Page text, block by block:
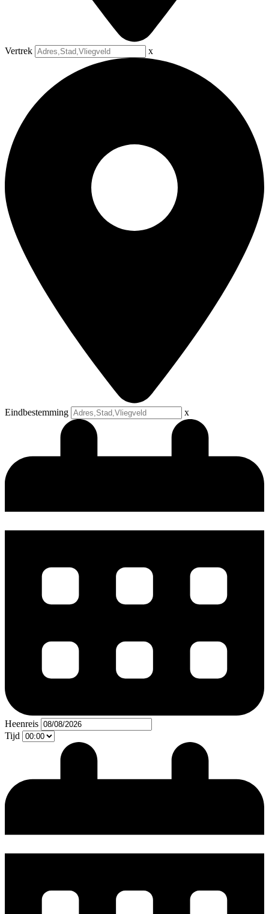
Vertrek x
Eindbestemming x
Heenreis
Tijd